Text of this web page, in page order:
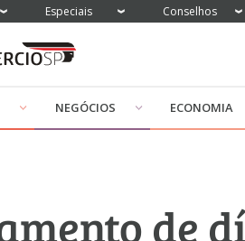
Especiais Conselhos
NEGÓCIOS ECONOMIA
de